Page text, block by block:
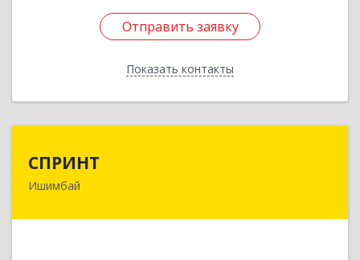
Отправить заявку
Показать контакты
Отправить заявку
Назад
СПРИНТ
Ишимбай
453201, Башкортостан Респ, Ишимбайский р-н,